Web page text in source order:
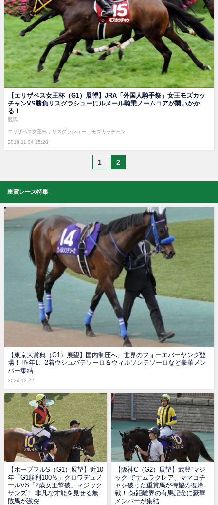
【エリザベス女王杯（G1）展望】JRA「外国人騎手祭」女王モズカッ
チャンVS勝負リスグラシューにルメール騎乗ノームコアが襲いかか
る！
2018.11.04 15:28
競馬
エリザベス女王杯 リスグラシュー モズカッチャン
1 2
重賞レース特集
【東京大賞典（G1）展望】国内制圧へ、世界のフォーエバーヤング登
場！ 昨年1、2着ウシュバテソーロ＆ウィルソンテソーロなど豪華メン
バー集結
2024.12.22
【ホープフルS（G1）展望】近10
年「G1勝利100％」クロワデュノ
ールVS「2歳女王撃破」マジック
サンズ！ 非凡な才能を見せる無
敗馬が激突
【阪神C（G2）展望】武豊“マジ
ック”でナムラクレア、ママコチ
ャを破った重賞馬が待望の復帰
戦！ 短距離界の有馬記念に豪華
メンバーが集結